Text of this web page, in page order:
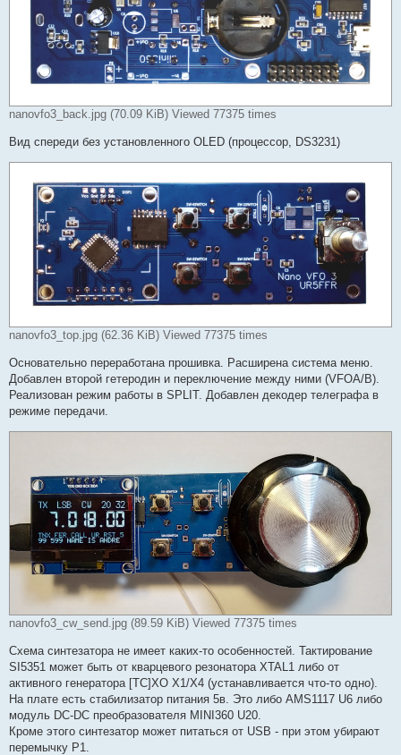
nanovfo3_back.jpg (70.09 KiB) Viewed 77375 times
Вид спереди без установленного OLED (процессор, DS3231)
nanovfo3_top.jpg (62.36 KiB) Viewed 77375 times
Основательно переработана прошивка. Расширена система меню.
Добавлен второй гетеродин и переключение между ними (VFOA/B).
Реализован режим работы в SPLIT. Добавлен декодер телеграфа в
режиме передачи.
nanovfo3_cw_send.jpg (89.59 KiB) Viewed 77375 times
Схема синтезатора не имеет каких-то особенностей. Тактирование
SI5351 может быть от кварцевого резонатора XTAL1 либо от
активного генератора [TC]XO X1/X4 (устанавливается что-то одно).
На плате есть стабилизатор питания 5в. Это либо AMS1117 U6 либо
модуль DC-DC преобразователя MINI360 U20.
Кроме этого синтезатор может питаться от USB - при этом убирают
перемычку P1.